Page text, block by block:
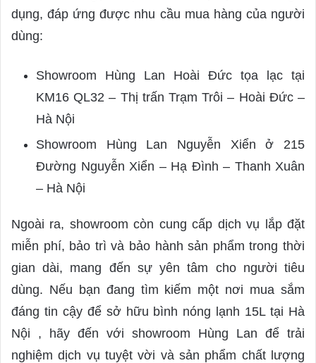
dụng, đáp ứng được nhu cầu mua hàng của người
dùng:
Showroom Hùng Lan Hoài Đức tọa lạc tại
KM16 QL32 – Thị trấn Trạm Trôi – Hoài Đức –
Hà Nội
Showroom Hùng Lan Nguyễn Xiển ở 215
Đường Nguyễn Xiển – Hạ Đình – Thanh Xuân
– Hà Nội
Ngoài ra, showroom còn cung cấp dịch vụ lắp đặt
miễn phí, bảo trì và bảo hành sản phẩm trong thời
gian dài, mang đến sự yên tâm cho người tiêu
dùng. Nếu bạn đang tìm kiếm một nơi mua sắm
đáng tin cậy để sở hữu bình nóng lạnh 15L tại Hà
Nội , hãy đến với showroom Hùng Lan để trải
nghiệm dịch vụ tuyệt vời và sản phẩm chất lượng